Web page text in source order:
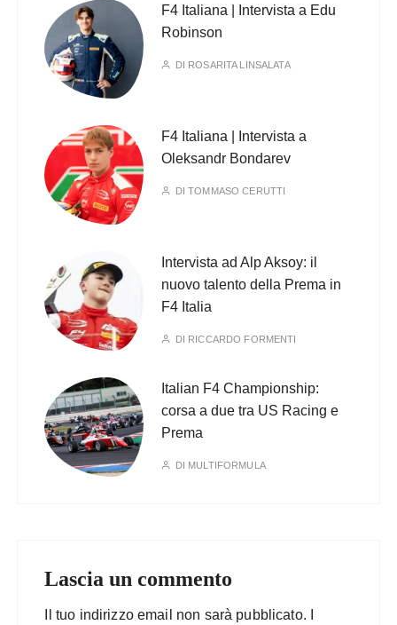
F4 Italiana | Intervista a Edu
Robinson
DI ROSARITA LINSALATA
F4 Italiana | Intervista a
Oleksandr Bondarev
DITOMMASO CERUTTI
Intervista ad Alp Aksoy: il
nuovo talento della Prema in
F4 Italia
DI RICCARDO FORMENTI
Italian F4 Championship:
corsa a due tra US Racing e
Prema
DI MULTIFORMULA
Lascia un commento
Il tuo indirizzo email non sarà pubblicato.